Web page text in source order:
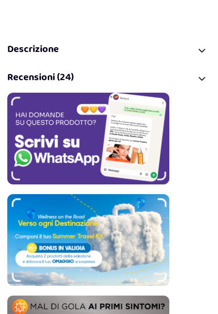
Descrizione
Recensioni (24)